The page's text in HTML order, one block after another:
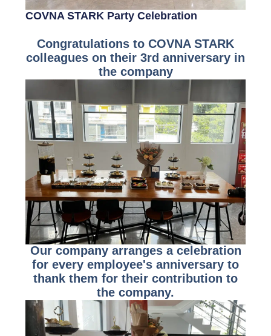
COVNA STARK Party Celebration
Congratulations to COVNA STARK
colleagues on their 3rd anniversary in
the company
Our company arranges a celebration
for every employee's anniversary to
thank them for their contribution to
the company.